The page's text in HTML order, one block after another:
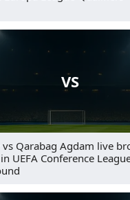
VS
Qarabag Agdam live
UEFA Conference